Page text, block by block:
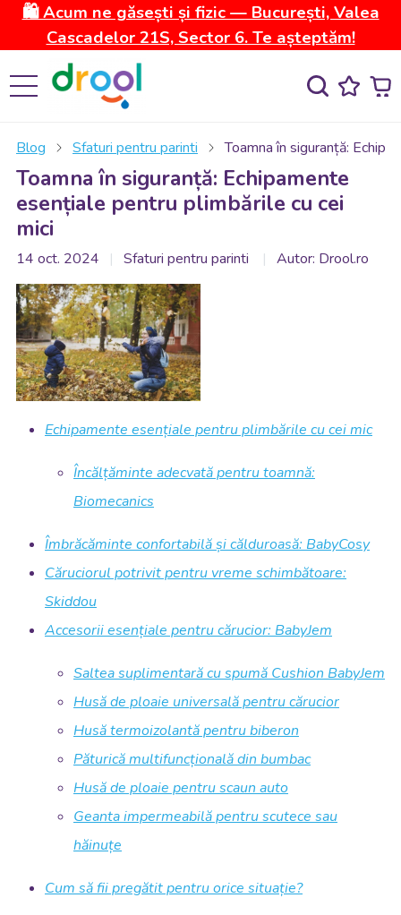
🛍️ Acum ne găsești și fizic — București, Valea
Cascadelor 21S, Sector 6. Te așteptăm!
Blog Sfaturi pentru parinti Toamna în siguranță:
Toamna în siguranță: Echipamente
esențiale pentru plimbările cu cei
mici
14 oct. 2024 Sfaturi pentru parinti Autor: Drool.ro
Echipamente esențiale pentru plimbările cu cei mic
Încălțăminte adecvată pentru toamnă:
Biomecanics
Îmbrăcăminte confortabilă și călduroasă: BabyCosy
Căruciorul potrivit pentru vreme schimbătoare:
Skiddou
Accesorii esențiale pentru cărucior: BabyJem
Saltea suplimentară cu spumă Cushion BabyJem
Husă de ploaie universală pentru cărucior
Husă termoizolantă pentru biberon
Păturică multifuncțională din bumbac
Husă de ploaie pentru scaun auto
Geanta impermeabilă pentru scutece sau
hăinuțe
Cum să fii pregătit pentru orice situație?